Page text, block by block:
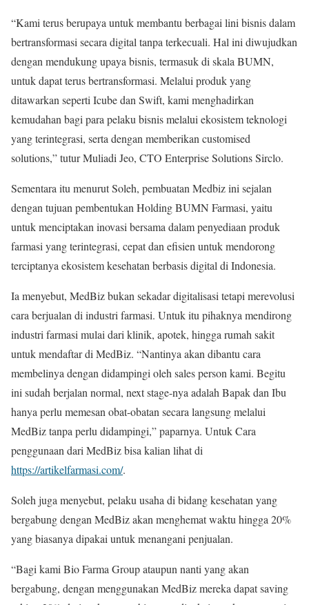
“Kami terus berupaya untuk membantu berbagai lini bisnis dalam
bertransformasi secara digital tanpa terkecuali. Hal ini diwujudkan
dengan mendukung upaya bisnis, termasuk di skala BUMN,
untuk dapat terus bertransformasi. Melalui produk yang
ditawarkan seperti Icube dan Swift, kami menghadirkan
kemudahan bagi para pelaku bisnis melalui ekosistem teknologi
yang terintegrasi, serta dengan memberikan customised
solutions,” tutur Muliadi Jeo, CTO Enterprise Solutions Sirclo.
Sementara itu menurut Soleh, pembuatan Medbiz ini sejalan
dengan tujuan pembentukan Holding BUMN Farmasi, yaitu
untuk menciptakan inovasi bersama dalam penyediaan produk
farmasi yang terintegrasi, cepat dan efisien untuk mendorong
terciptanya ekosistem kesehatan berbasis digital di Indonesia.
Ia menyebut, MedBiz bukan sekadar digitalisasi tetapi merevolusi
cara berjualan di industri farmasi. Untuk itu pihaknya mendirong
industri farmasi mulai dari klinik, apotek, hingga rumah sakit
untuk mendaftar di MedBiz. “Nantinya akan dibantu cara
membelinya dengan didampingi oleh sales person kami. Begitu
ini sudah berjalan normal, next stage-nya adalah Bapak dan Ibu
hanya perlu memesan obat-obatan secara langsung melalui
MedBiz tanpa perlu didampingi,” paparnya. Untuk Cara
penggunaan dari MedBiz bisa kalian lihat di
https://artikelfarmasi.com/.
Soleh juga menyebut, pelaku usaha di bidang kesehatan yang
bergabung dengan MedBiz akan menghemat waktu hingga 20%
yang biasanya dipakai untuk menangani penjualan.
“Bagi kami Bio Farma Group ataupun nanti yang akan
bergabung, dengan menggunakan MedBiz mereka dapat saving